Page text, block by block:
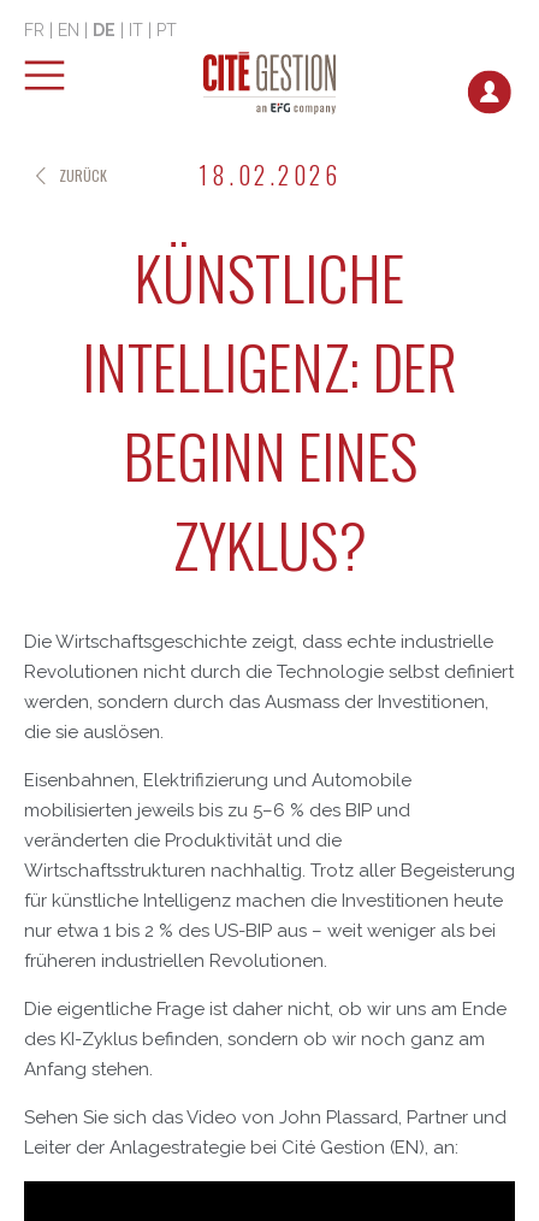
FR EN DE IT PT
18.02.2026
KÜNSTLICHE
INTELLIGENZ: DER
BEGINN EINES
ZYKLUS?
Die Wirtschaftsgeschichte zeigt, dass echte industrielle
Revolutionen nicht durch die Technologie selbst definiert
werden, sondern durch das Ausmass der Investitionen,
die sie auslösen.
Eisenbahnen, Elektrifizierung und Automobile
mobilisierten jeweils bis zu 5–6 % des BIP und
veränderten die Produktivität und die
Wirtschaftsstrukturen nachhaltig. Trotz aller Begeisterung
für künstliche Intelligenz machen die Investitionen heute
nur etwa 1 bis 2 % des US-BIP aus – weit weniger als bei
früheren industriellen Revolutionen.
Die eigentliche Frage ist daher nicht, ob wir uns am Ende
des KI-Zyklus befinden, sondern ob wir noch ganz am
Anfang stehen.
Sehen Sie sich das Video von John Plassard, Partner und
Leiter der Anlagestrategie bei Cité Gestion (EN), an:
ZURÜCK